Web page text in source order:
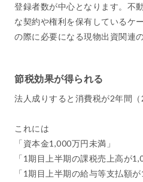
登録者数が中心となります。不
な契約や権利を保有しているケ
の際に必要になる現物出資関連
節税効果が得られる
法人成りすると消費税が2年間（
これには
「資本金1,000万円未満」
「1期目上半期の課税売上高が
「1期目上半期の給与等支払額が